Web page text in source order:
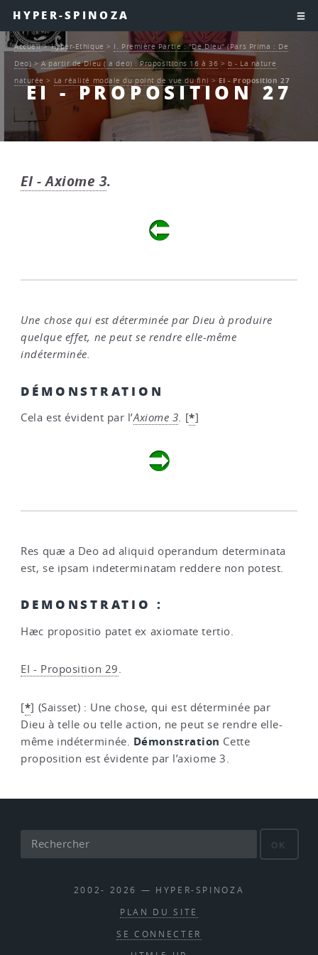
HYPER-SPINOZA
EI - PROPOSITION 27
Accueil>Hyper-Ethique > I. Première Partie : "De Dieu" (Pars Prima : De
Deo) > A partir de Dieu ( a deo) : Propositions 16 à 36 > b - La nature
naturée > La réalité modale du point de vue du fini > EI - Proposition 27
EI - Axiome 3.
Une chose qui est déterminée par Dieu à produire
quelque effet, ne peut se rendre elle-même
indéterminée.
DÉMONSTRATION
Cela est évident par l’Axiome 3. [*]
Res quæ a Deo ad aliquid operandum determinata
est, se ipsam indeterminatam reddere non potest.
DEMONSTRATIO :
Hæc propositio patet ex axiomate tertio.
EI - Proposition 29.
[*] (Saisset) : Une chose, qui est déterminée par
Dieu à telle ou telle action, ne peut se rendre elle-
même indéterminée. Démonstration Cette
proposition est évidente par l’axiome 3.
OK
2002- 2026 — HYPER-SPINOZA
PLAN DU SITE
SE CONNECTER